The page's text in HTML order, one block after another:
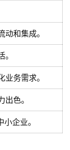
和集成。
务需求。
色。
企业。